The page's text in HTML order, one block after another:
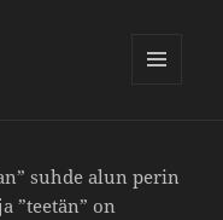
suhde alun perin
”teetän” on